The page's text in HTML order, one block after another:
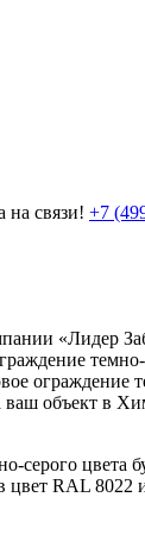
на связи! +7
«Лидер
ограждение
ваш объект в
серого цвета
цвет RAL 8022